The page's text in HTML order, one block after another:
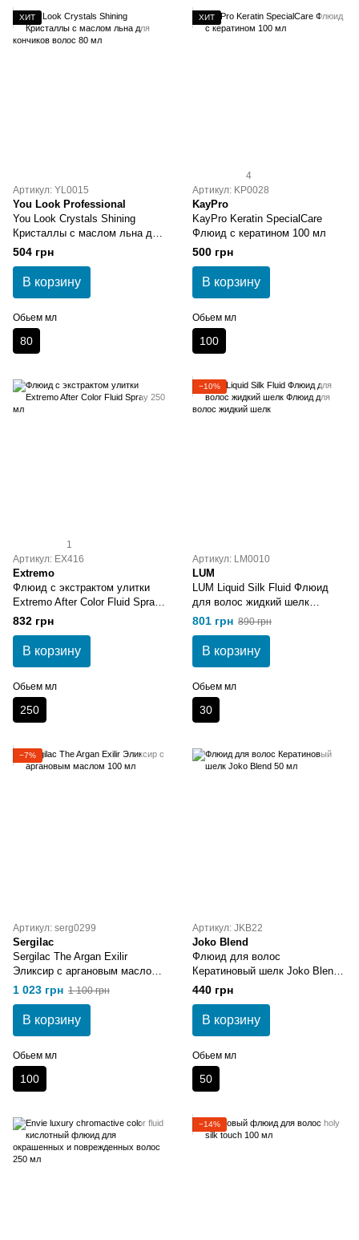
ХИТ
Артикул: YL0015
You Look Professional
You Look Crystals Shining
Кристаллы с маслом льна для
кончиков волос 80 мл
504 грн
В корзину
Обьем мл
80
ХИТ
4
Артикул: KP0028
KayPro
KayPro Keratin SpecialCare
Флюид с кератином 100 мл
500 грн
В корзину
Обьем мл
100
1
Артикул: EX416
Extremo
Флюид с экстрактом улитки
Extremo After Color Fluid Spray
250 мл
832 грн
В корзину
Обьем мл
250
−10%
Артикул: LM0010
LUM
LUM Liquid Silk Fluid Флюид
для волос жидкий шелк
Флюид для волос жидкий
801 грн 890 грн
В корзину
Обьем мл
30
−7%
Артикул: serg0299
Sergilac
Sergilac The Argan Exilir
Эликсир с аргановым маслом
100 мл
1 023 грн 1 100 грн
В корзину
Обьем мл
100
Артикул: JKB22
Joko Blend
Флюид для волос
Кератиновый шелк Joko Blend
50 мл
440 грн
В корзину
Обьем мл
50
−14%